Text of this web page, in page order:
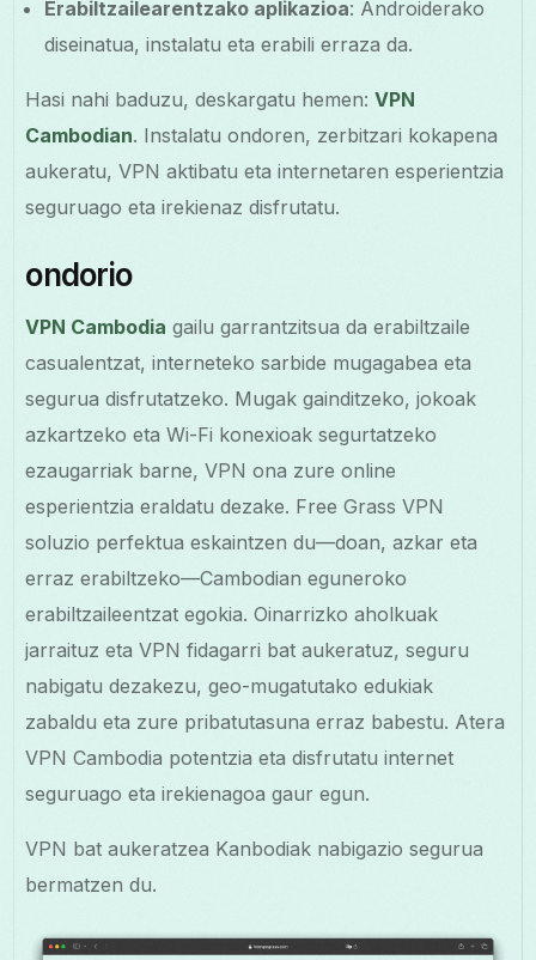
Erabiltzailearentzako aplikazioa: Androiderako
diseinatua, instalatu eta erabili erraza da.
Hasi nahi baduzu, deskargatu hemen:VPN
Cambodian. Instalatu ondoren, zerbitzari kokapena
aukeratu, VPN aktibatu eta internetaren esperientzia
seguruago eta irekienaz disfrutatu.
ondorio
VPN Cambodia gailu garrantzitsua da erabiltzaile
casualentzat, interneteko sarbide mugagabea eta
segurua disfrutatzeko. Mugak gainditzeko, jokoak
azkartzeko eta Wi-Fi konexioak segurtatzeko
ezaugarriak barne, VPN ona zure online
esperientzia eraldatu dezake. Free Grass VPN
soluzio perfektua eskaintzen du—doan, azkar eta
erraz erabiltzeko—Cambodian eguneroko
erabiltzaileentzat egokia. Oinarrizko aholkuak
jarraituz eta VPN fidagarri bat aukeratuz, seguru
nabigatu dezakezu, geo-mugatutako edukiak
zabaldu eta zure pribatutasuna erraz babestu. Atera
VPN Cambodia potentzia eta disfrutatu internet
seguruago eta irekienagoa gaur egun.
VPN bat aukeratzea Kanbodiak nabigazio segurua
bermatzen du.